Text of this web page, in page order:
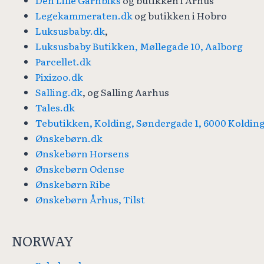
Legekammeraten.dkog butikken i Hobro
Luksusbaby.dk,
Luksusbaby Butikken, Møllegade 10, Aalborg
Parcellet.dk
Pixizoo.dk
Salling.dk, og Salling Aarhus
Tales.dk
Tebutikken, Kolding, Søndergade 1, 6000
Ønskebørn.dk
Ønskebørn Horsens
Ønskebørn Odense
Ønskebørn Ribe
Ønskebørn Århus, Tilst
NORWAY